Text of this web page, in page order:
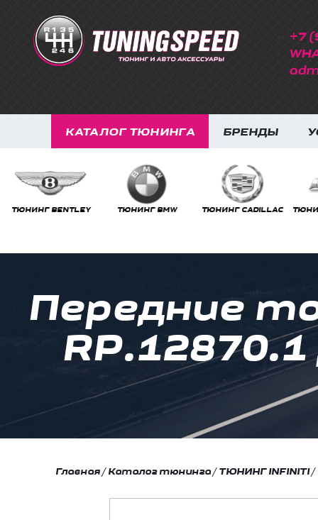
+7
КАТАЛОГ ТЮНИНГА БРЕНДЫ
ТЮНИНГ BMW ТЮНИНГ CADILLAC ТЮНИНГ CHEVROLET
Передние
Главная /Каталог тюнинга /ТЮНИНГ INFINITI /